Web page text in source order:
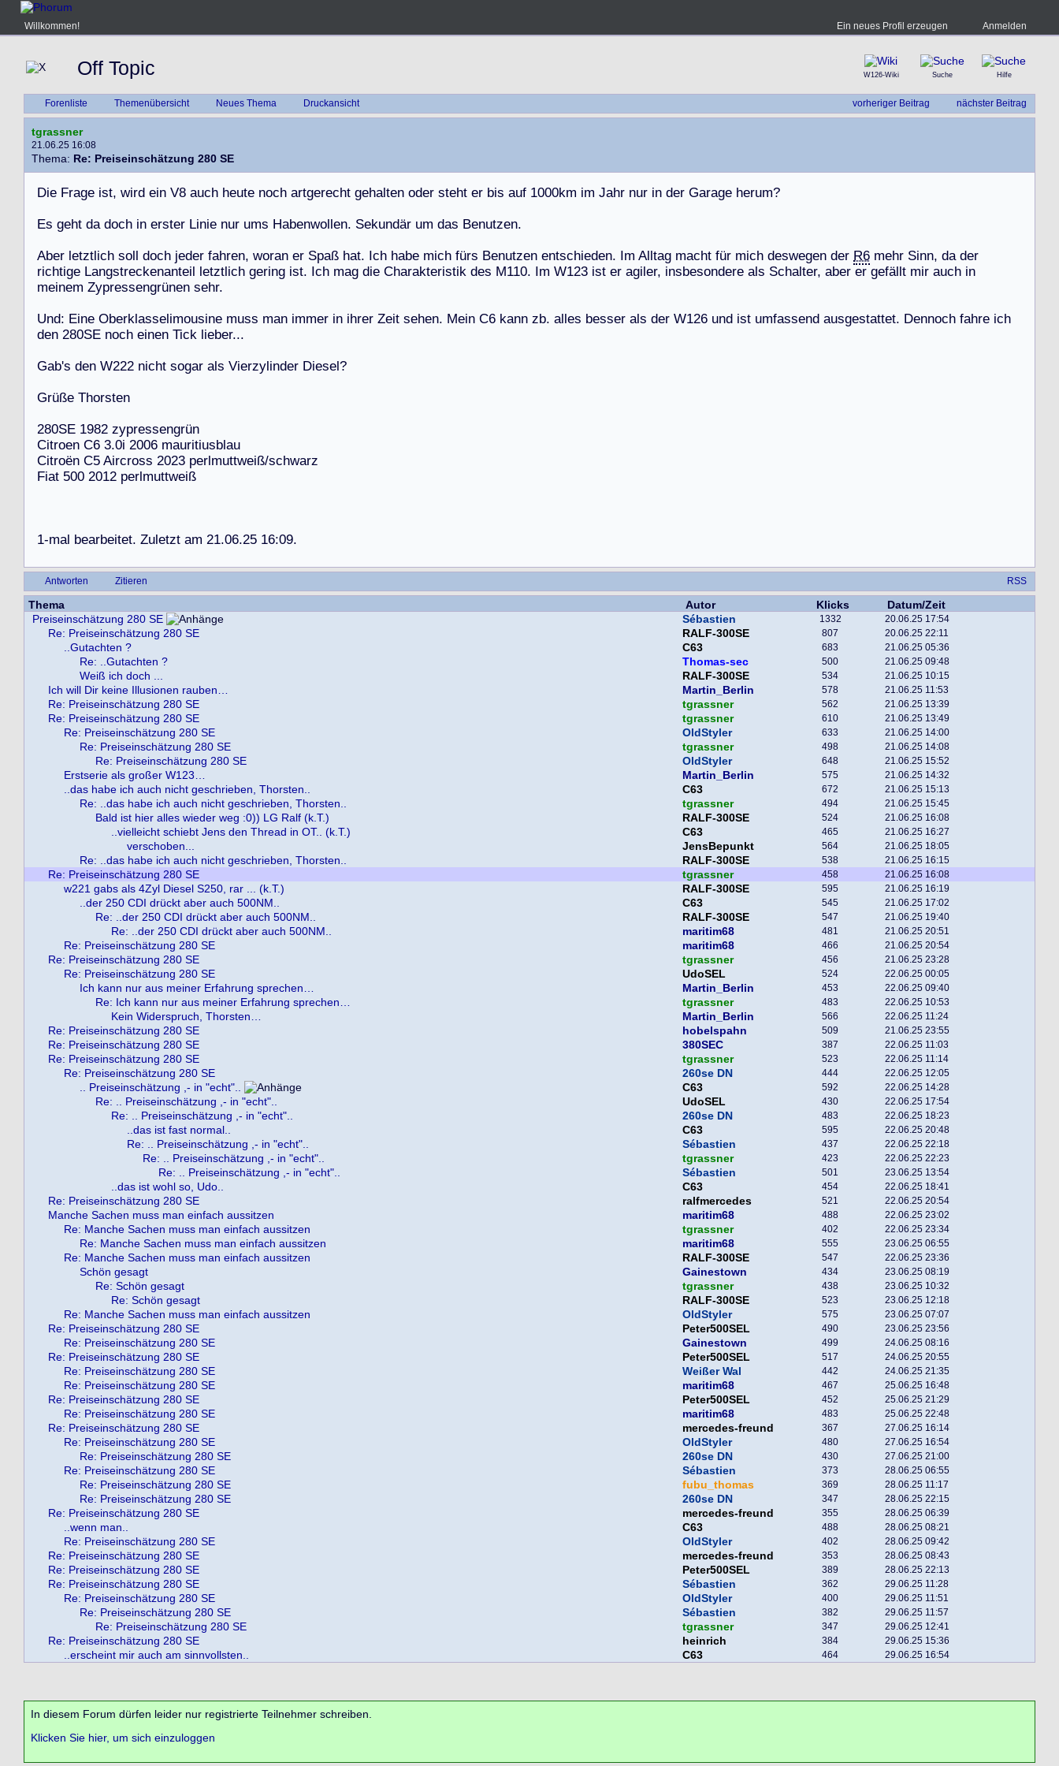
Willkommen! Ein neues Profil erzeugen Anmelden
Off Topic W126-Wiki Suche Hilfe
vorheriger Beitrag nächster Beitrag
Forenliste Themenübersicht Neues Thema Druckansicht
tgrassner
21.06.25 16:08
Thema: Re: Preiseinschätzung 280 SE
Die Frage ist, wird ein V8 auch heute noch artgerecht gehalten oder steht er bis auf 1000km im Jahr nur in der Garage herum?
Es geht da doch in erster Linie nur ums Habenwollen. Sekundär um das Benutzen.
Aber letztlich soll doch jeder fahren, woran er Spaß hat. Ich habe mich fürs Benutzen entschieden. Im Alltag macht für mich deswegen der R6 mehr Sinn, da der
richtige Langstreckenanteil letztlich gering ist. Ich mag die Charakteristik des M110. Im W123 ist er agiler, insbesondere als Schalter, aber er gefällt mir auch in
meinem Zypressengrünen sehr.
Und: Eine Oberklasselimousine muss man immer in ihrer Zeit sehen. Mein C6 kann zb. alles besser als der W126 und ist umfassend ausgestattet. Dennoch fahre ich
den 280SE noch einen Tick lieber...
Gab's den W222 nicht sogar als Vierzylinder Diesel?
Grüße Thorsten
280SE 1982 zypressengrün
Citroen C6 3.0i 2006 mauritiusblau
Citroën C5 Aircross 2023 perlmuttweiß/schwarz
Fiat 500 2012 perlmuttweiß
1-mal bearbeitet. Zuletzt am 21.06.25 16:09.
Antworten Zitieren RSS
Thema Autor Klicks
Datum/Zeit
Preiseinschätzung 280 SE
Sébastien 1332 20.06.25 17:54
Re: Preiseinschätzung 280 SE RALF-300SE 807 20.06.25 22:11
..Gutachten ? C63 683 21.06.25 05:36
Re: ..Gutachten ? Thomas-sec 500 21.06.25 09:48
Weiß ich doch ... RALF-300SE 534 21.06.25 10:15
Ich will Dir keine Illusionen rauben… Martin_Berlin 578 21.06.25 11:53
Re: Preiseinschätzung 280 SE tgrassner 562 21.06.25 13:39
Re: Preiseinschätzung 280 SE tgrassner 610 21.06.25 13:49
Re: Preiseinschätzung 280 SE OldStyler 633 21.06.25 14:00
Re: Preiseinschätzung 280 SE tgrassner 498 21.06.25 14:08
Re: Preiseinschätzung 280 SE OldStyler 648 21.06.25 15:52
Erstserie als großer W123… Martin_Berlin 575 21.06.25 14:32
..das habe ich auch nicht geschrieben, Thorsten.. C63 672 21.06.25 15:13
Re: ..das habe ich auch nicht geschrieben, Thorsten.. tgrassner 494 21.06.25 15:45
Bald ist hier alles wieder weg :0)) LG Ralf (k.T.) RALF-300SE 524 21.06.25 16:08
..vielleicht schiebt Jens den Thread in OT.. (k.T.) C63 465 21.06.25 16:27
verschoben... JensBepunkt 564 21.06.25 18:05
Re: ..das habe ich auch nicht geschrieben, Thorsten.. RALF-300SE 538 21.06.25 16:15
Re: Preiseinschätzung 280 SE tgrassner 458 21.06.25 16:08
w221 gabs als 4Zyl Diesel S250, rar ... (k.T.) RALF-300SE 595 21.06.25 16:19
..der 250 CDI drückt aber auch 500NM.. C63 545 21.06.25 17:02
Re: ..der 250 CDI drückt aber auch 500NM.. RALF-300SE 547 21.06.25 19:40
Re: ..der 250 CDI drückt aber auch 500NM.. maritim68 481 21.06.25 20:51
Re: Preiseinschätzung 280 SE maritim68 466 21.06.25 20:54
Re: Preiseinschätzung 280 SE tgrassner 456 21.06.25 23:28
Re: Preiseinschätzung 280 SE UdoSEL 524 22.06.25 00:05
Ich kann nur aus meiner Erfahrung sprechen… Martin_Berlin 453 22.06.25 09:40
Re: Ich kann nur aus meiner Erfahrung sprechen… tgrassner 483 22.06.25 10:53
Kein Widerspruch, Thorsten… Martin_Berlin 566 22.06.25 11:24
Re: Preiseinschätzung 280 SE hobelspahn 509 21.06.25 23:55
Re: Preiseinschätzung 280 SE 380SEC 387 22.06.25 11:03
Re: Preiseinschätzung 280 SE tgrassner 523 22.06.25 11:14
Re: Preiseinschätzung 280 SE 260se DN 444 22.06.25 12:05
.. Preiseinschätzung ,- in "echt".. C63 592 22.06.25 14:28
Re: .. Preiseinschätzung ,- in "echt".. UdoSEL 430 22.06.25 17:54
Re: .. Preiseinschätzung ,- in "echt".. 260se DN 483 22.06.25 18:23
..das ist fast normal.. C63 595 22.06.25 20:48
Re: .. Preiseinschätzung ,- in "echt".. Sébastien 437 22.06.25 22:18
Re: .. Preiseinschätzung ,- in "echt".. tgrassner 423 22.06.25 22:23
Re: .. Preiseinschätzung ,- in "echt".. Sébastien 501 23.06.25 13:54
..das ist wohl so, Udo.. C63 454 22.06.25 18:41
Re: Preiseinschätzung 280 SE ralfmercedes 521 22.06.25 20:54
Manche Sachen muss man einfach aussitzen maritim68 488 22.06.25 23:02
Re: Manche Sachen muss man einfach aussitzen tgrassner 402 22.06.25 23:34
Re: Manche Sachen muss man einfach aussitzen maritim68 555 23.06.25 06:55
Re: Manche Sachen muss man einfach aussitzen RALF-300SE 547 22.06.25 23:36
Schön gesagt Gainestown 434 23.06.25 08:19
Re: Schön gesagt tgrassner 438 23.06.25 10:32
Re: Schön gesagt RALF-300SE 523 23.06.25 12:18
Re: Manche Sachen muss man einfach aussitzen OldStyler 575 23.06.25 07:07
Re: Preiseinschätzung 280 SE Peter500SEL 490 23.06.25 23:56
Re: Preiseinschätzung 280 SE Gainestown 499 24.06.25 08:16
Re: Preiseinschätzung 280 SE Peter500SEL 517 24.06.25 20:55
Re: Preiseinschätzung 280 SE Weißer Wal 442 24.06.25 21:35
Re: Preiseinschätzung 280 SE maritim68 467 25.06.25 16:48
Re: Preiseinschätzung 280 SE Peter500SEL 452 25.06.25 21:29
Re: Preiseinschätzung 280 SE maritim68 483 25.06.25 22:48
Re: Preiseinschätzung 280 SE mercedes-freund 367 27.06.25 16:14
Re: Preiseinschätzung 280 SE OldStyler 480 27.06.25 16:54
Re: Preiseinschätzung 280 SE 260se DN 430 27.06.25 21:00
Re: Preiseinschätzung 280 SE Sébastien 373 28.06.25 06:55
Re: Preiseinschätzung 280 SE fubu_thomas 369 28.06.25 11:17
Re: Preiseinschätzung 280 SE 260se DN 347 28.06.25 22:15
Re: Preiseinschätzung 280 SE mercedes-freund 355 28.06.25 06:39
..wenn man.. C63 488 28.06.25 08:21
Re: Preiseinschätzung 280 SE OldStyler 402 28.06.25 09:42
Re: Preiseinschätzung 280 SE mercedes-freund 353 28.06.25 08:43
Re: Preiseinschätzung 280 SE Peter500SEL 389 28.06.25 22:13
Re: Preiseinschätzung 280 SE Sébastien 362 29.06.25 11:28
Re: Preiseinschätzung 280 SE OldStyler 400 29.06.25 11:51
Re: Preiseinschätzung 280 SE Sébastien 382 29.06.25 11:57
Re: Preiseinschätzung 280 SE tgrassner 347 29.06.25 12:41
Re: Preiseinschätzung 280 SE heinrich 384 29.06.25 15:36
..erscheint mir auch am sinnvollsten.. C63 464 29.06.25 16:54
In diesem Forum dürfen leider nur registrierte Teilnehmer schreiben.
Klicken Sie hier, um sich einzuloggen